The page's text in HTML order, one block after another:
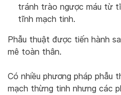
tránh trào ngược máu từ
tĩnh mạch tinh.
Phẫu thuật được tiến hành
mê toàn thân.
Có nhiều phương pháp phẫu
mạch thừng tinh nhưng các